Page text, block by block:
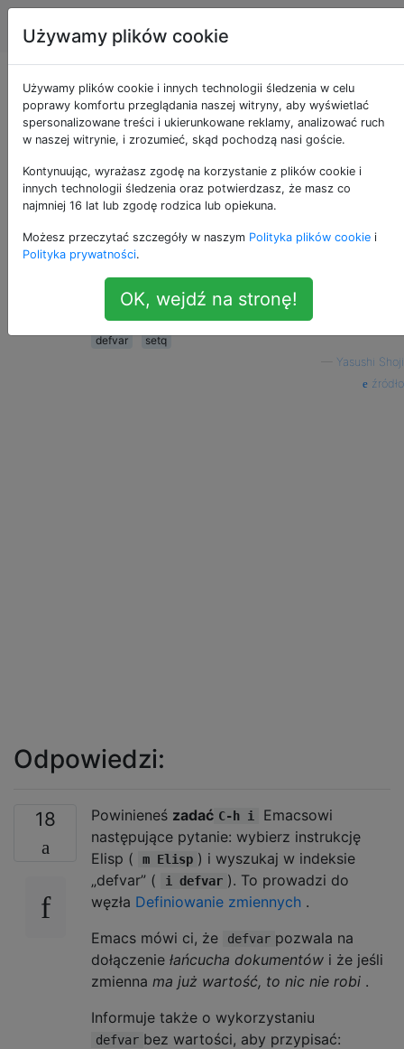
Emacs Tagi
Jaka jest różnica
między setq a defvar
14 Jaka jest różnica pomiędzy
Widzę wspólną wersję lisp tego samego
pytania na/programming/3855862
takie same w Elisp?
defvar
setq
Yasushi Shoji
źródło
Odpowiedzi:
18 Powinieneś zadać C-h i
Emacsowi
następujące pytanie: wybierz instrukcję
Elisp (
m Elisp ) i wyszukaj w indeksie
„defvar” (
i defvar ). To prowadzi do
węzła Definiowanie zmiennych .
Emacs mówi ci, że
defvar pozwala na
dołączenie łańcucha dokumentów i że jeśli
zmienna ma już wartość, to nic nie robi .
Informuje także o wykorzystaniu
defvar bez wartości, aby przypisać:
Używamy plików cookie
Używamy plików cookie i innych technologii śledzenia w celu
poprawy komfortu przeglądania naszej witryny, aby wyświetlać
spersonalizowane treści i ukierunkowane reklamy, analizować ruch
w naszej witrynie, i zrozumieć, skąd pochodzą nasi goście.
Kontynuując, wyrażasz zgodę na korzystanie z plików cookie i
innych technologii śledzenia oraz potwierdzasz, że masz co
najmniej 16 lat lub zgodę rodzica lub opiekuna.
Możesz przeczytać szczegóły w naszym Polityka plików cookie i
Polityka prywatności.
OK, wejdź na stronę!